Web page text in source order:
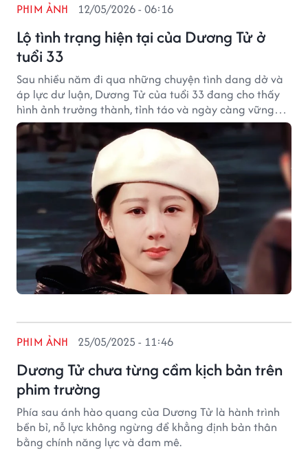
Lộ tình trạng hiện tại của Dương Tử ở
tuổi 33
PHIM ẢNH 12/05/2026 - 06:16
Sau nhiều năm đi qua những chuyện tình dang dở và
áp lực dư luận, Dương Tử của tuổi 33 đang cho thấy
hình ảnh trưởng thành, tỉnh táo và ngày càng vững
vàng trong sự nghiệp.
Dương Tử chưa từng cầm kịch bản trên
phim trường
PHIM ẢNH 25/05/2025 - 11:46
Phía sau ánh hào quang của Dương Tử là hành trình
bền bỉ, nỗ lực không ngừng để khẳng định bản thân
bằng chính năng lực và đam mê.